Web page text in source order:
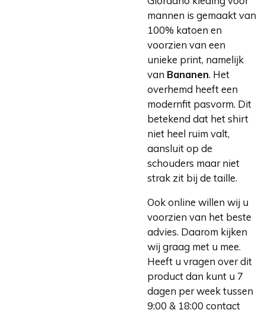
mannen is gemaakt van
100% katoen en
voorzien van een
unieke print, namelijk
van Bananen. Het
overhemd heeft een
modernfit pasvorm. Dit
betekend dat het shirt
niet heel ruim valt,
aansluit op de
schouders maar niet
strak zit bij de taille.
Ook online willen wij u
voorzien van het beste
advies. Daarom kijken
wij graag met u mee.
Heeft u vragen over dit
product dan kunt u 7
dagen per week tussen
9:00 & 18:00 contact